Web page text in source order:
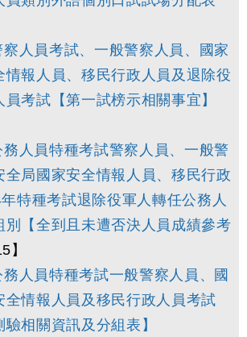
察人員考試、一般警察人員、國家
情報人員、移民行政人員及退除役
考試【第一試榜示相關事宜】
務人員特種考試警察人員、一般警
全局國家安全情報人員、移民行政
特種考試退除役軍人轉任公務人
別【全到且未遭否決人員成績參考
】
務人員特種考試一般警察人員、國
全情報人員及移民行政人員考試
驗相關資訊及分組表】